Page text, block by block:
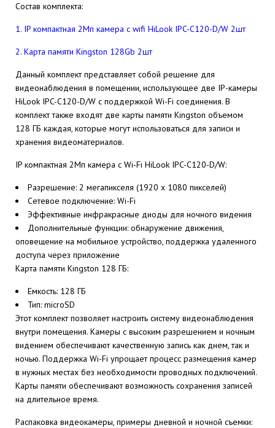
Состав комплекта:
1. IP компактная 2Мп камера c wifi HiLook IPC-C120-D/W 2шт
2. Карта памяти Kingston 128Gb 2шт
Данный комплект представляет собой решение для
видеонаблюдения в помещении, использующее две IP-камеры
HiLook IPC-C120-D/W с поддержкой Wi-Fi соединения. В
комплект также входят две карты памяти Kingston объемом
128 ГБ каждая, которые могут использоваться для записи и
хранения видеоматериалов.
IP компактная 2Мп камера c Wi-Fi HiLook IPC-C120-D/W:
Разрешение: 2 мегапикселя (1920 x 1080 пикселей)
Сетевое подключение: Wi-Fi
Эффективные инфракрасные диоды для ночного видения
Дополнительные функции: обнаружение движения,
оповещение на мобильное устройство, поддержка удаленного
доступа через приложение
Карта памяти Kingston 128 ГБ:
Емкость: 128 ГБ
Тип: microSD
Этот комплект позволяет настроить систему видеонаблюдения
внутри помещения. Камеры с высоким разрешением и ночным
видением обеспечивают качественную запись как днем, так и
ночью. Поддержка Wi-Fi упрощает процесс размещения камер
в нужных местах без необходимости проводных подключений.
Карты памяти обеспечивают возможность сохранения записей
на длительное время.
Распаковка видеокамеры, примеры дневной и ночной съемки: